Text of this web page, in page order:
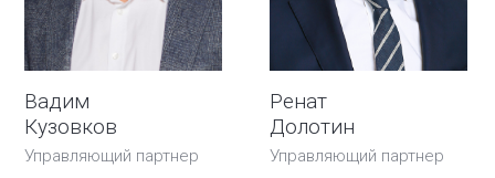
Вадим
Кузовков
Управляющий партнер
Ренат
Долотин
Управляющий партнер